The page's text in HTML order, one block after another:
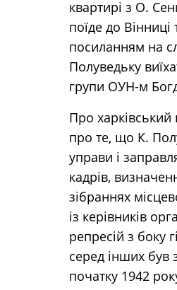
квартирі з О.
поїде до
посиланням на
Полуведьку
групи ОУН-м
Про харківський
про те, що К.
управи і
кадрів,
зібраннях
із керівників
репресій з боку
серед інших був
початку 1942